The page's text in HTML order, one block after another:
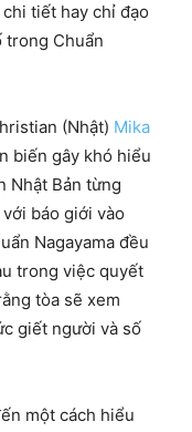
tiết hay chỉ đạo
trong Chuẩn
(Nhật) Mika
biến gây khó hiểu
Nhật Bản từng
báo giới vào
Nagayama đều
trong việc quyết
tòa sẽ xem
giết người và số
một cách hiểu